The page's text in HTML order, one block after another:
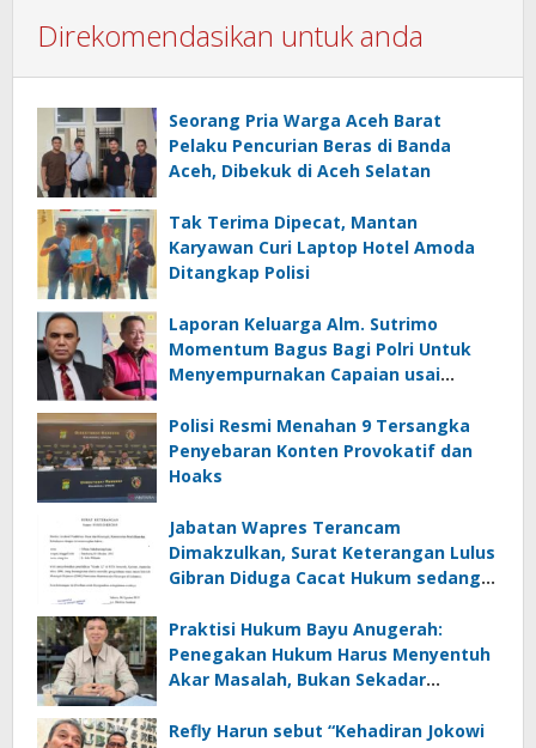
Direkomendasikan untuk anda
Seorang Pria Warga Aceh Barat
Pelaku Pencurian Beras di Banda
Aceh, Dibekuk di Aceh Selatan
Tak Terima Dipecat, Mantan
Karyawan Curi Laptop Hotel Amoda
Ditangkap Polisi
Laporan Keluarga Alm. Sutrimo
Momentum Bagus Bagi Polri Untuk
Menyempurnakan Capaian usai
Febrie
Polisi Resmi Menahan 9 Tersangka
Penyebaran Konten Provokatif dan
Hoaks
Jabatan Wapres Terancam
Dimakzulkan, Surat Keterangan Lulus
Gibran Diduga Cacat Hukum sedang
Praktisi Hukum Bayu Anugerah:
Penegakan Hukum Harus Menyentuh
Akar Masalah, Bukan Sekadar
Refly Harun sebut “Kehadiran Jokowi